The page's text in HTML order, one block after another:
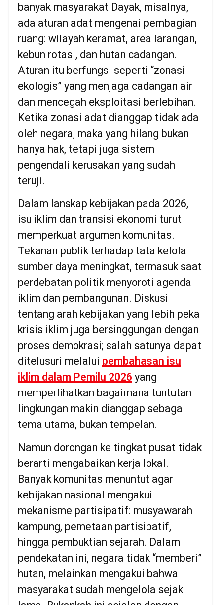
banyak masyarakat Dayak, misalnya,
ada aturan adat mengenai pembagian
ruang: wilayah keramat, area larangan,
kebun rotasi, dan hutan cadangan.
Aturan itu berfungsi seperti “zonasi
ekologis” yang menjaga cadangan air
dan mencegah eksploitasi berlebihan.
Ketika zonasi adat dianggap tidak ada
oleh negara, maka yang hilang bukan
hanya hak, tetapi juga sistem
pengendali kerusakan yang sudah
teruji.
Dalam lanskap kebijakan pada 2026,
isu iklim dan transisi ekonomi turut
memperkuat argumen komunitas.
Tekanan publik terhadap tata kelola
sumber daya meningkat, termasuk saat
perdebatan politik menyoroti agenda
iklim dan pembangunan. Diskusi
tentang arah kebijakan yang lebih peka
krisis iklim juga bersinggungan dengan
proses demokrasi; salah satunya dapat
ditelusuri melalui pembahasan isu
iklim dalam Pemilu 2026 yang
memperlihatkan bagaimana tuntutan
lingkungan makin dianggap sebagai
tema utama, bukan tempelan.
Namun dorongan ke tingkat pusat tidak
berarti mengabaikan kerja lokal.
Banyak komunitas menuntut agar
kebijakan nasional mengakui
mekanisme partisipatif: musyawarah
kampung, pemetaan partisipatif,
hingga pembuktian sejarah. Dalam
pendekatan ini, negara tidak “memberi”
hutan, melainkan mengakui bahwa
masyarakat sudah mengelola sejak